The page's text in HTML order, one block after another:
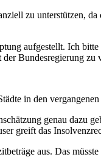
zu unterstützen,
aufgestellt. Ich
Bundesregierung
in den
genau dazu
greift das
aus. Das